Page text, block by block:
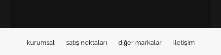
kurumsal satış noktaları diğer markalar iletişim